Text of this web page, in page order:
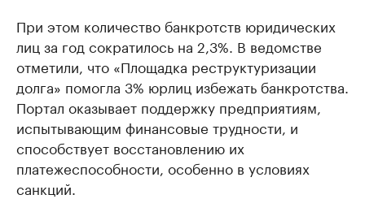
При этом количество банкротств юридических
лиц за год сократилось на 2,3%. В ведомстве
отметили, что «Площадка реструктуризации
долга» помогла 3% юрлиц избежать банкротства.
Портал оказывает поддержку предприятиям,
испытывающим финансовые трудности, и
способствует восстановлению их
платежеспособности, особенно в условиях
санкций.